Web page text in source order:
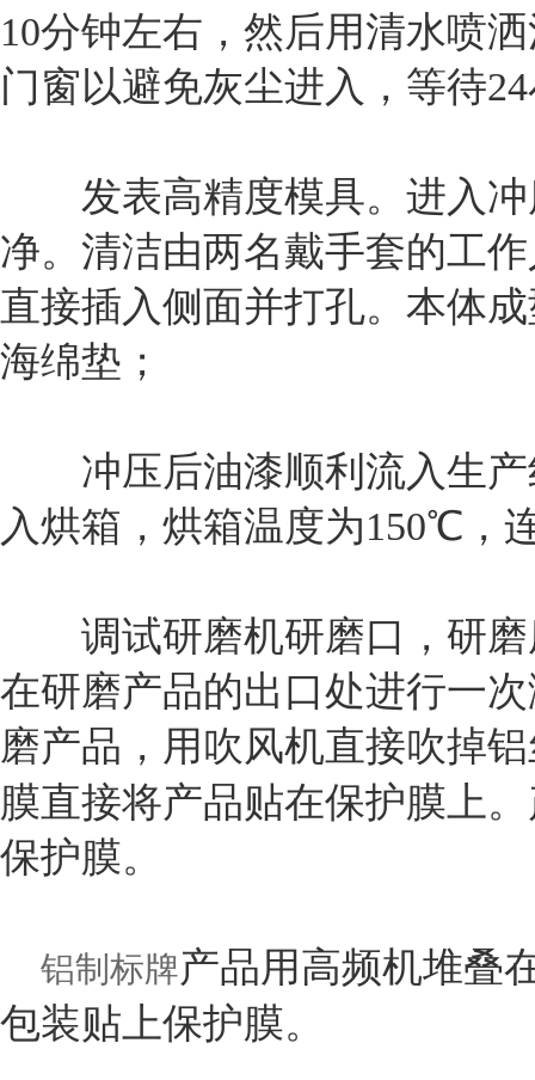
10分钟左右，然后用清水喷
门窗以避免灰尘进入，等待
发表高精度模具。进入冲
净。清洁由两名戴手套的工
直接插入侧面并打孔。本体
海绵垫；
冲压后油漆顺利流入生产
入烘箱，烘箱温度为150℃，
调试研磨机研磨口，研磨
在研磨产品的出口处进行一
磨产品，用吹风机直接吹掉
膜直接将产品贴在保护膜上
保护膜。
铝制标牌产品用高频机堆叠
包装贴上保护膜。